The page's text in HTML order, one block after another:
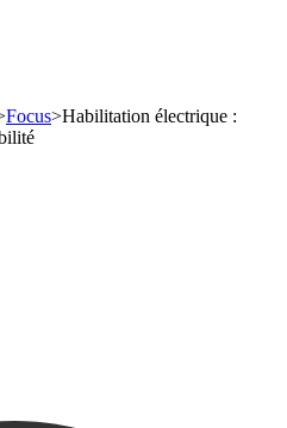
Focus>Habilitation électrique :